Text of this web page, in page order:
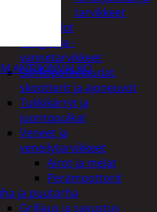
tarvikkeet
Valot
Rengas ja -
vannetarvikkeet
Sähköpotkulaudat,
skootterit ja ajoneuvot
Tukkikärryt ja
juontopulkat
Veneet ja
veneilytarvikkeet
Airot ja melat
Perämoottorit
ja puutarha
Grillaus ja savustus
ANTIIKINVALKO